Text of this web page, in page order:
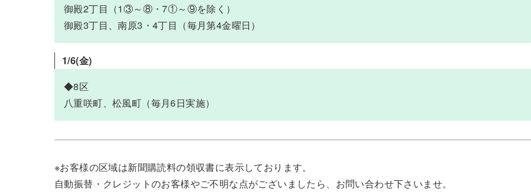
御殿2丁目（1③～⑧・7①～⑨を除く）
御殿3丁目、南原3・4丁目（毎月第4金曜日）
1/6(金)
◆8区
八重咲町、松風町（毎月6日実施）
※お客様の区域は新聞購読料の領収書に表示しております。
自動振替・クレジットのお客様やご不明な点がございましたら、お問い合わせ下さいませ。